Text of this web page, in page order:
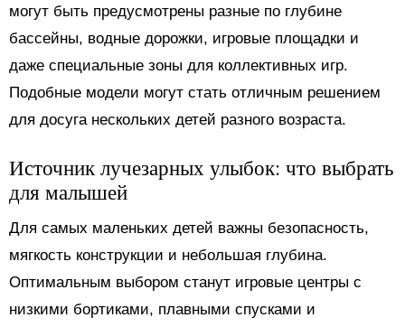
могут быть предусмотрены разные по глубине
бассейны, водные дорожки, игровые площадки и
даже специальные зоны для коллективных игр.
Подобные модели могут стать отличным решением
для досуга нескольких детей разного возраста.
Источник лучезарных улыбок: что выбрать
для малышей
Для самых маленьких детей важны безопасность,
мягкость конструкции и небольшая глубина.
Оптимальным выбором станут игровые центры с
низкими бортиками, плавными спусками и